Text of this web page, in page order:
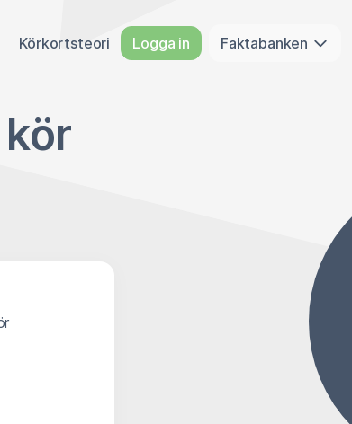
Körkortsteori Logga in Faktabanken